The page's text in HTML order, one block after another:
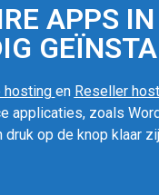
APPS
hosting en Reseller
applicaties, zoals
druk op de knop klaar